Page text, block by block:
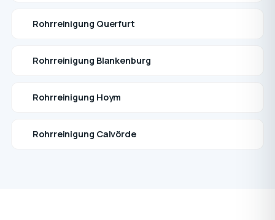
Rohrreinigung Querfurt
Rohrreinigung Blankenburg
Rohrreinigung Hoym
Rohrreinigung Calvörde